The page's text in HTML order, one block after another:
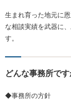
生まれ育った地元に
な相談実績を武器に
す。
どんな事務所です
◆事務所の方針